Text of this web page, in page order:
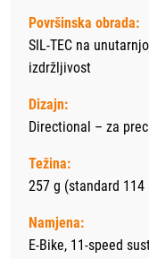
Površinska obrada:
SIL-TEC na
izdržljivost
Dizajn:
Directional – za
Težina:
257 g (standard 114
Namjena:
E-Bike, 11-speed